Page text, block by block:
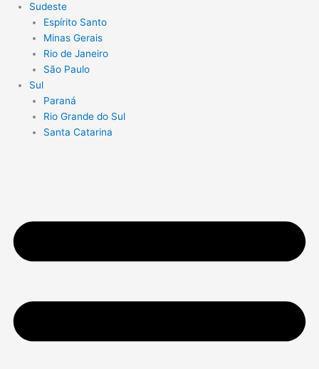
Sudeste
Espírito Santo
Minas Gerais
Rio de Janeiro
São Paulo
Sul
Paraná
Rio Grande do Sul
Santa Catarina